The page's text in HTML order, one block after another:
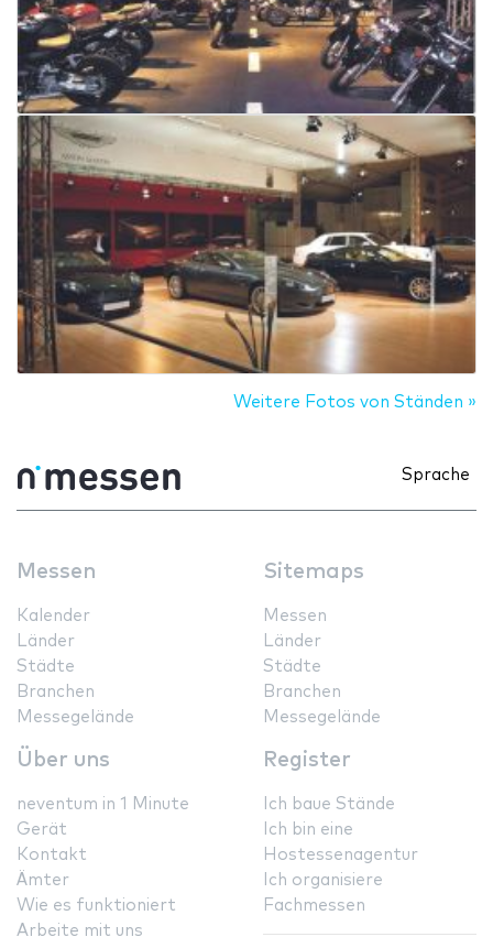
Weitere Fotos von Ständen »
Sprache
Messen
Kalender
Länder
Städte
Branchen
Messegelände
Sitemaps
Messen
Länder
Städte
Branchen
Messegelände
Über uns
neventum in 1 Minute
Gerät
Kontakt
Ämter
Wie es funktioniert
Arbeite mit uns
Register
Ich baue Stände
Ich bin eine
Hostessenagentur
Ich organisiere
Fachmessen